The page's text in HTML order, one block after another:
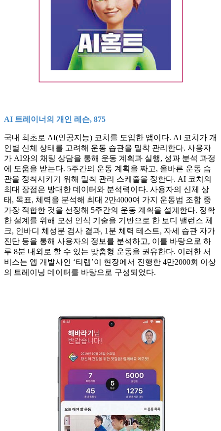
AI 트레이너의 개인 레슨, 875
국내 최초로 AI(인공지능) 코치를 도입한 앱이다. AI 코치가 개
인별 신체 상태를 고려해 운동 습관을 밀착 관리한다. 사용자
가 AI와의 채팅 상담을 통해 운동 계획과 실행, 성과 분석 과정
에 도움을 받는다. 5주간의 운동 계획을 짜고, 올바른 운동 습
관을 정착시키기 위해 밀착 관리 스케줄을 정한다. AI 코치의
최대 장점은 방대한 데이터와 분석력이다. 사용자의 신체 상
태, 목표, 체력을 분석해 최대 2만4000여 가지 운동법 조합 중
가장 적합한 것을 선정해 5주간의 운동 계획을 설계한다. 정확
한 설계를 위해 모션 인식 기술을 기반으로 한 보디 밸런스 체
크, 인바디 체성분 검사 결과, 1분 체력 테스트, 자세 습관 자가
진단 등을 통해 사용자의 정보를 분석하고, 이를 바탕으로 하
루 8분 내외로 할 수 있는 맞춤형 운동을 권유한다. 이러한 서
비스는 앱 개발사인 ‘티랩’이 현장에서 진행한 4만2000회 이상
의 트레이닝 데이터를 바탕으로 구성되었다.